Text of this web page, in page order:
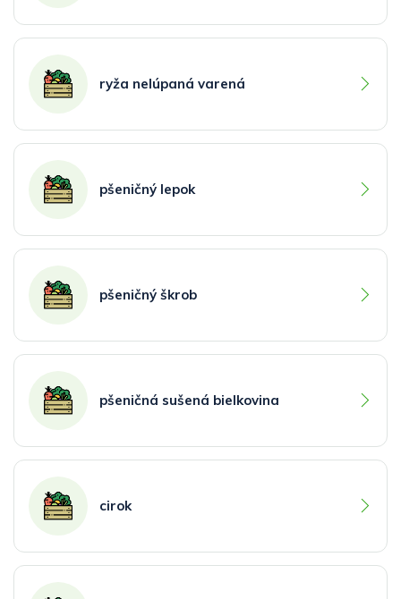
ryža nelúpaná varená
pšeničný lepok
pšeničný škrob
pšeničná sušená bielkovina
cirok